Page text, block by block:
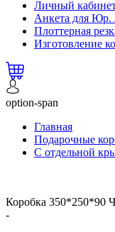
Личный
Анкета для Юр.
Плоттерная
Изготовление
option-span
Главная
Подарочные
С отдельной
Коробка 350*250*90
-